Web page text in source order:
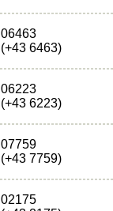
06463
(+43 6463)
06223
(+43 6223)
07759
(+43 7759)
02175